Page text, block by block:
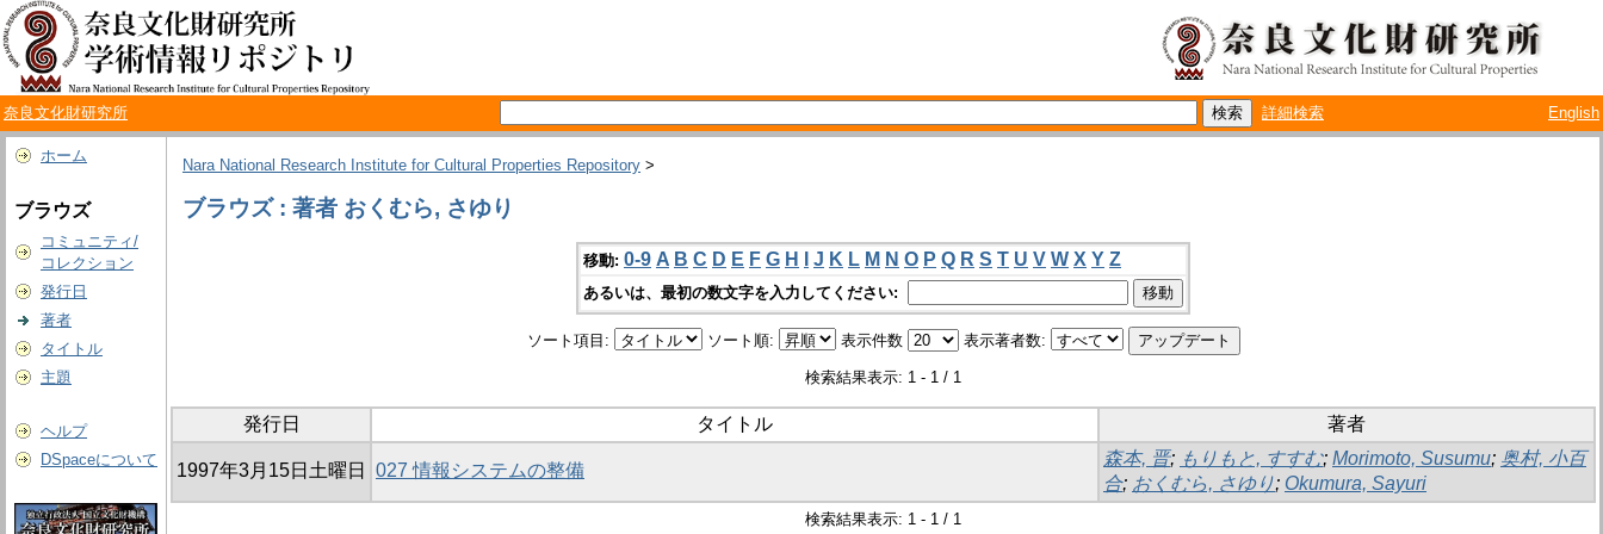
奈良文化財研究所 詳細検索 English
ホーム
ブラウズ
コミュニティ/
コレクション
発行日
著者
タイトル
主題
ヘルプ
DSpaceについて
Nara National Research Institute for Cultural Properties Repository >
ブラウズ : 著者 おくむら, さゆり
移動: 0-9 A B C D E F G H J K L M N O P Q R S T U V W X Y Z
あるいは、最初の数文字を入力してください:
ソート項目: ソート順: 表示件数 表示著者数:
検索結果表示: 1 - 1 / 1
発行日 タイトル 著者
1997年3月15日土曜日 027 情報システムの整備
森本, 晋; もりもと, すすむ; Morimoto, Susumu; 奥村, 小百
合; おくむら, さゆり; Okumura, Sayuri
検索結果表示: 1 - 1 / 1